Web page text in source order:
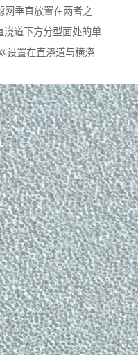
网垂直放置在两者之
浇道下方分型面处的单
设置在直浇道与横浇